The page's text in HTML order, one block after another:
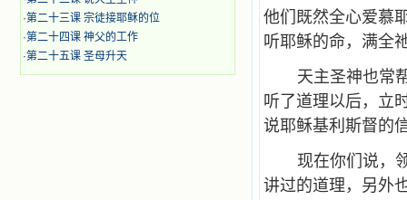
·第二十三课 宗徒接耶稣的位
·第二十四课 神父的工作
·第二十五课 圣母升天
他们既然全心爱慕
听耶稣的命，满全
天主圣神也常
听了道理以后，立
说耶稣基利斯督的
现在你们说，
讲过的道理，另外